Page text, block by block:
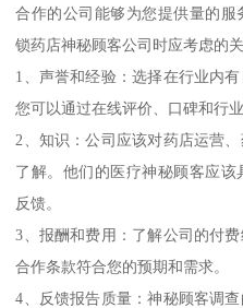
合作的公司能够为您提供量的
锁药店神秘顾客公司时应考虑的关
1、声誉和经验：选择在行业内
您可以通过在线评价、口碑和行
2、知识：公司应该对药店运营
了解。他们的医疗神秘顾客应
反馈。
3、报酬和费用：了解公司的付
合作条款符合您的预期和需求。
4、反馈报告质量：神秘顾客调